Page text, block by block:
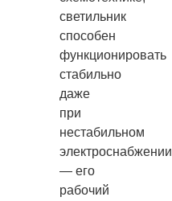
светильник
способен
функционировать
стабильно
даже
при
нестабильном
электроснабжении
— его
рабочий